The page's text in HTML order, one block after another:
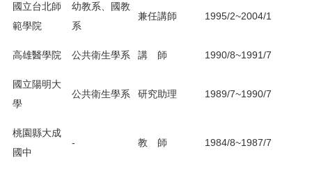
國立台北師
範學院
幼教系、國教
系
兼任講師 1995/2~2004/1
高雄醫學院 公共衛生學系 講 師 1990/8~1991/7
國立陽明大
學
公共衛生學系 研究助理 1989/7~1990/7
桃園縣大成
國中
- 教 師 1984/8~1987/7